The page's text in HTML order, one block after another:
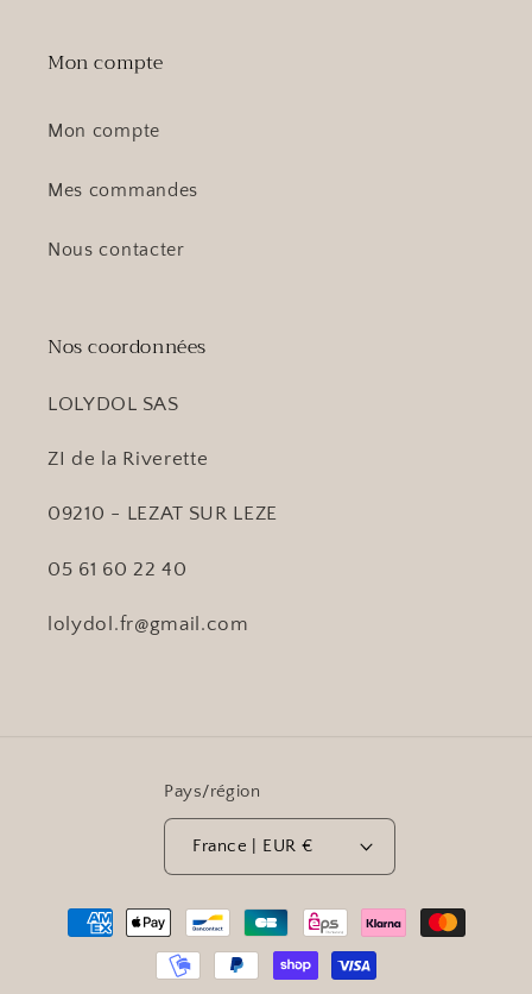
Mon compte
Mon compte
Mes commandes
Nous contacter
Nos coordonnées
LOLYDOL SAS
ZI de la Riverette
09210 - LEZAT SUR LEZE
05 61 60 22 40
lolydol.fr@gmail.com
Pays/région
France | EUR €
Moyens